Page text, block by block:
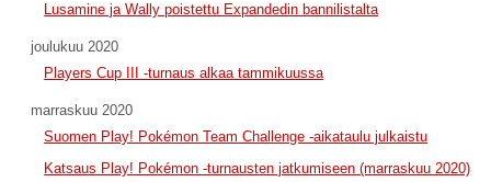
Lusamine ja Wally poistettu Expandedin bannilistalta
joulukuu 2020
Players Cup III -turnaus alkaa tammikuussa
marraskuu 2020
Suomen Play! Pokémon Team Challenge -aikataulu julkaistu
Katsaus Play! Pokémon -turnausten jatkumiseen (marraskuu 2020)